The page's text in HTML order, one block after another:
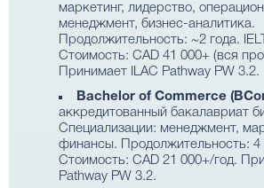
маркетинг, лидерство,
менеджмент, бизнес-аналитика.
Продолжительность: ~2 года.
Стоимость: CAD 41 000+ (вся
Принимает ILAC Pathway PW 3.2.
Bachelor of Commerce
аккредитованный бакалавриат
Специализации: менеджмент,
финансы. Продолжительность: 4
Стоимость: CAD 21 000+/год.
Pathway PW 3.2.